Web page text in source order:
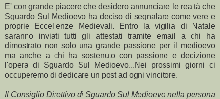
E' con grande piacere che desidero annunciare le realtà che
Sguardo Sul Medioevo ha deciso di segnalare come vere e
proprie Eccellenze Medievali. Entro la vigilia di Natale
saranno inviati tutti gli attestati tramite email a chi ha
dimostrato non solo una grande passione per il medioevo
ma anche a chi ha sostenuto con passione e dedizione
l'opera di Sguardo Sul Medioevo...Nei prossimi giorni ci
occuperemo di dedicare un post ad ogni vincitore.
Il Consiglio Direttivo di Sguardo Sul Medioevo nella persona